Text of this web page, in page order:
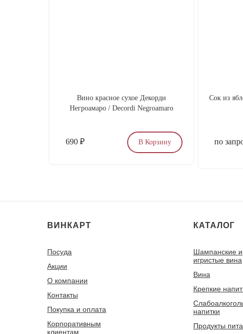
Вино красное сухое Декорди
Негроамаро / Decordi Negroamaro
690 ₽ В Корзину
Сок из
по
ВИНКАРТ
Посуда
Акции
О компании
Контакты
Покупка и оплата
Корпоративным
клиентам
КАТАЛОГ
Шампанские и
игристые вина
Вина
Крепкие
напитки
Продукты